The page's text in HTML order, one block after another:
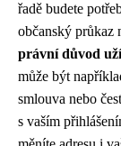
řadě budete
občanský průkaz
právní důvod
může být
smlouva nebo
s vaším